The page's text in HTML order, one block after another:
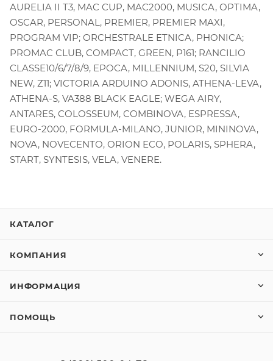
AURELIA II T3, MAC CUP, MAC2000, MUSICA, OPTIMA,
OSCAR, PERSONAL, PREMIER, PREMIER MAXI,
PROGRAM VIP; ORCHESTRALE ETNICA, PHONICA;
PROMAC CLUB, COMPACT, GREEN, P161; RANCILIO
CLASSE10/6/7/8/9, EPOCA, MILLENNIUM, S20, SILVIA
NEW, Z11; VICTORIA ARDUINO ADONIS, ATHENA-LEVA,
ATHENA-S, VA388 BLACK EAGLE; WEGA AIRY,
ANTARES, COLOSSEUM, COMBINOVA, ESPRESSA,
EURO-2000, FORMULA-MILANO, JUNIOR, MININOVA,
NOVA, NOVECENTO, ORION ECO, POLARIS, SPHERA,
START, SYNTESIS, VELA, VENERE.
КАТАЛОГ
КОМПАНИЯ
ИНФОРМАЦИЯ
ПОМОЩЬ